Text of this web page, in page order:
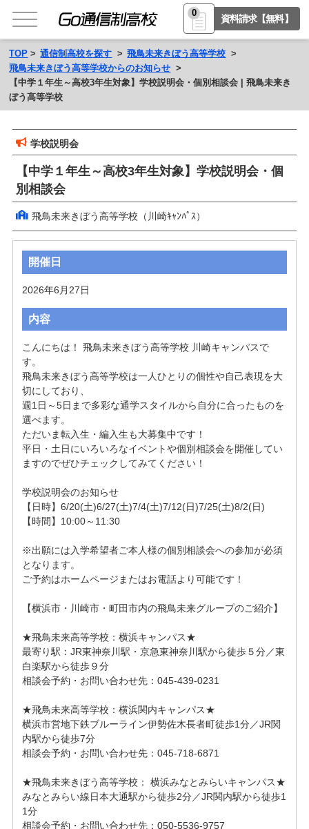
0
資料請求【無料】
TOP 通信制高校を探す
飛鳥未来きぼう高等学校
飛鳥未来きぼう高等学校からのお知らせ
【中学１年生～高校3年生対象】学校説明会・個別相談会 | 飛鳥未来き
ぼう高等学校
学校説明会
【中学１年生～高校3年生対象】学校説明会・個
別相談会
飛鳥未来きぼう高等学校（川崎ｷｬﾝﾊﾟｽ）
開催日
2026年6月27日
内容
こんにちは！ 飛鳥未来きぼう高等学校 川崎キャンパスで
す。
飛鳥未来きぼう高等学校は一人ひとりの個性や自己表現を大
切にしており、
週1日～5日まで多彩な通学スタイルから自分に合ったものを
選べます。
ただいま転入生・編入生も大募集中です！
平日・土日にいろいろなイベントや個別相談会を開催してい
ますのでぜひチェックしてみてください！
学校説明会のお知らせ
【日時】6/20(土)6/27(土)7/4(土)7/12(日)7/25(土)8/2(日)
【時間】10:00～11:30
※出願には入学希望者ご本人様の個別相談会への参加が必須
となります。
ご予約はホームページまたはお電話より可能です！
【横浜市・川崎市・町田市内の飛鳥未来グループのご紹介】
★飛鳥未来高等学校：横浜キャンパス★
最寄り駅：JR東神奈川駅・京急東神奈川駅から徒歩５分／東
白楽駅から徒歩９分
相談会予約・お問い合わせ先：045-439-0231
★飛鳥未来高等学校：横浜関内キャンパス★
横浜市営地下鉄ブルーライン伊勢佐木長者町徒歩1分／JR関
内駅から徒歩7分
相談会予約・お問い合わせ先：045-718-6871
★飛鳥未来きぼう高等学校： 横浜みなとみらいキャンパス★
みなとみらい線日本大通駅から徒歩2分／JR関内駅から徒歩1
1分
相談会予約・お問い合わせ先：050-5536-9757